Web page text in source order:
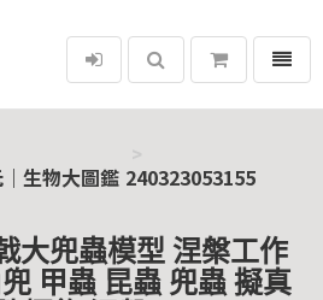
選單
生物大圖鑑 240323053155
大兜蟲模型 涅槃工作
甲蟲 昆蟲 兜蟲 擬真